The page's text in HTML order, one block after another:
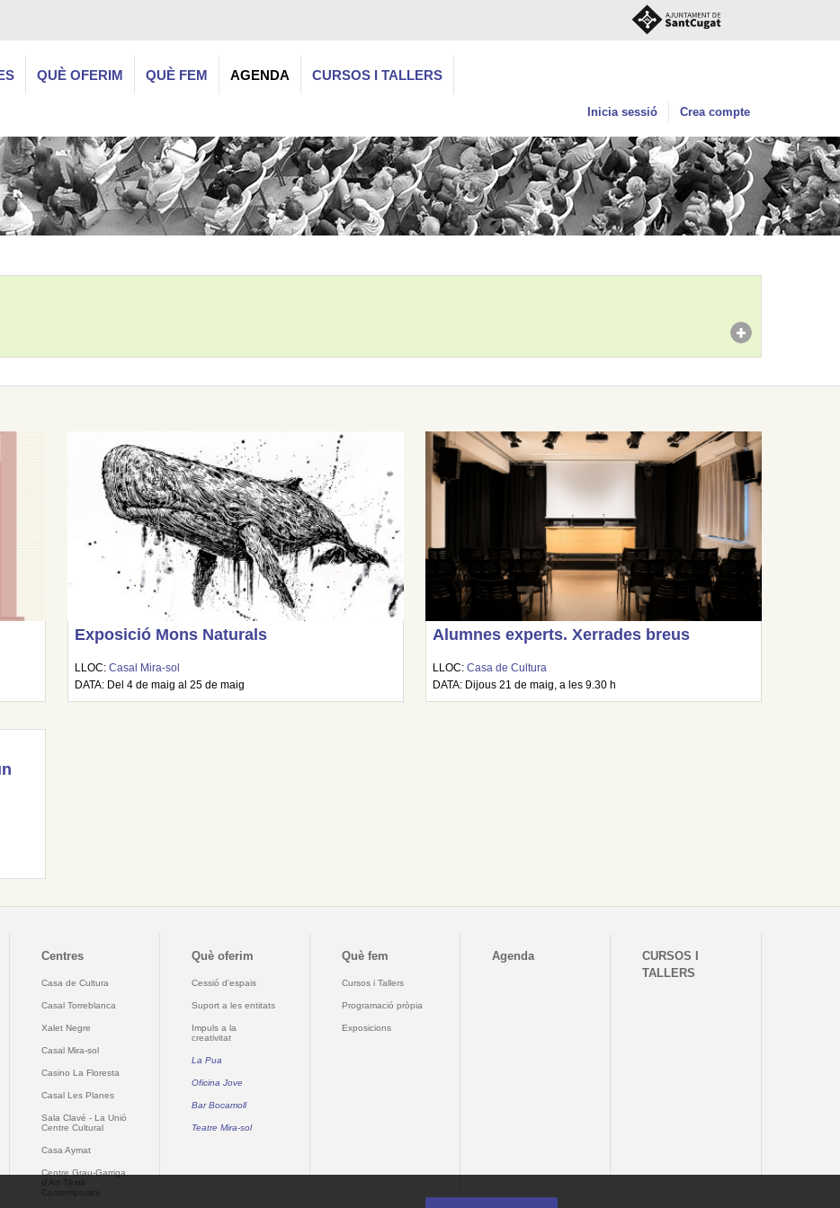
QUÈ OFERIM QUÈ FEM AGENDA CURSOS I TALLERS
Inicia sessió Crea compte
Exposició Mons Naturals
LLOC:Casal Mira-sol
DATA: Del 4 de maig al 25 de maig
Alumnes experts. Xerrades breus
LLOC:Casa de Cultura
DATA: Dijous 21 de maig, a les 9.30 h
Centres
Casa de Cultura
Casal Torreblanca
Xalet Negre
Casal Mira-sol
Casino La Floresta
Casal Les Planes
Sala Clavé - La Unió
Centre Cultural
Casa Aymat
Centre Grau-Garriga
d'Art Tèxtil
Contemporani
Què oferim
Cessió d'espais
Suport a les entitats
Impuls a la
creativitat
La Pua
Oficina Jove
Bar Bocamoll
Teatre Mira-sol
Què fem
Cursos i Tallers
Programació pròpia
Exposicions
Agenda
CURSOS I
TALLERS